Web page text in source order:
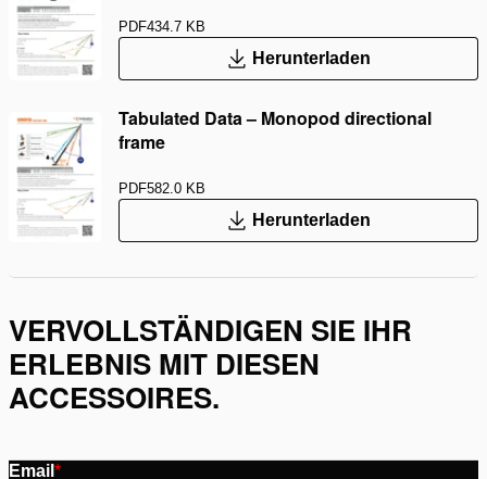
PDF434.7 KB
Herunterladen
Tabulated Data – Monopod directional
frame
PDF582.0 KB
Herunterladen
VERVOLLSTÄNDIGEN SIE IHR
ERLEBNIS MIT DIESEN
ACCESSOIRES.